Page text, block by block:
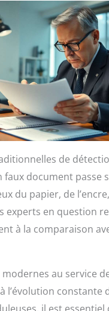
de
faux document passe
du papier, de
experts en question
à la comparaison
au service
l’évolution constante